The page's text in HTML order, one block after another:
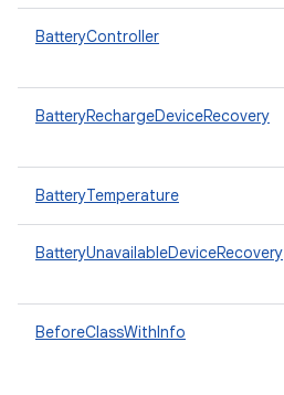
BatteryController
BatteryRechargeDeviceRecovery
BatteryTemperature
BatteryUnavailableDeviceRecovery
BeforeClassWithInfo